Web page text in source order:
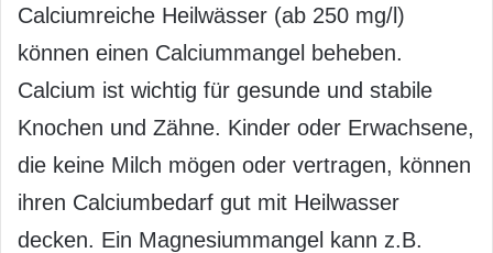
Calciumreiche Heilwässer (ab 250 mg/l)
können einen Calciummangel beheben.
Calcium ist wichtig für gesunde und stabile
Knochen und Zähne. Kinder oder Erwachsene,
die keine Milch mögen oder vertragen, können
ihren Calciumbedarf gut mit Heilwasser
decken. Ein Magnesiummangel kann z.B.